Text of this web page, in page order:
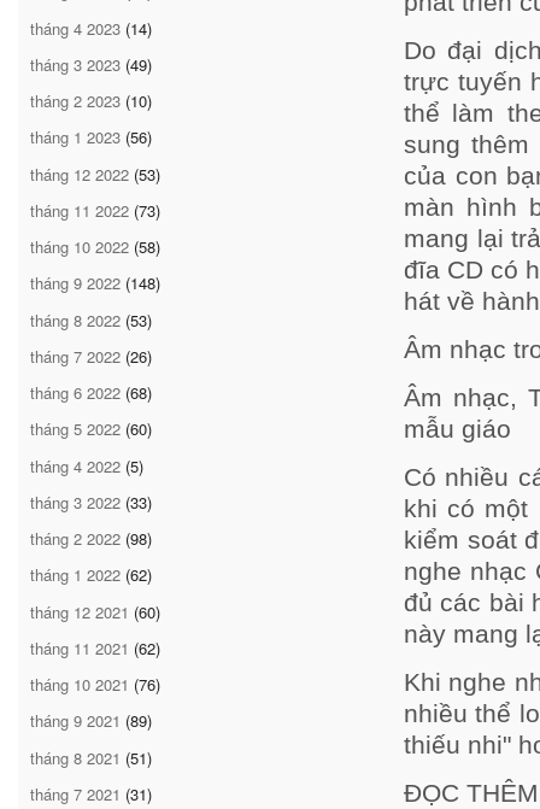
tháng 4 2023 (14)
tháng 3 2023 (49)
tháng 2 2023 (10)
tháng 1 2023 (56)
tháng 12 2022 (53)
tháng 11 2022 (73)
tháng 10 2022 (58)
tháng 9 2022 (148)
tháng 8 2022 (53)
tháng 7 2022 (26)
tháng 6 2022 (68)
tháng 5 2022 (60)
tháng 4 2022 (5)
tháng 3 2022 (33)
tháng 2 2022 (98)
tháng 1 2022 (62)
tháng 12 2021 (60)
tháng 11 2021 (62)
tháng 10 2021 (76)
tháng 9 2021 (89)
tháng 8 2021 (51)
tháng 7 2021 (31)
Do đại
trực tuyến
thể làm
sung
của con
màn hình
mang lại
đĩa CD có
hát về
Âm nhạc
Âm nhạc,
mẫu giáo
Có nhiều
khi có một
kiểm soát
nghe nhạc
đủ các bài
này mang
Khi nghe
nhiều thể
thiếu nhi"
ĐỌC THÊM